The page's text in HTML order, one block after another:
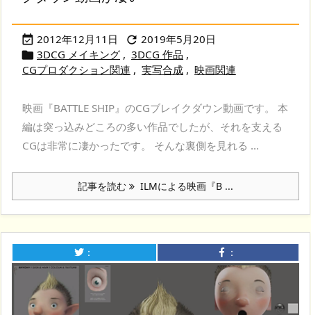
 2012年12月11日  2019年5月20日
 3DCG メイキング , 3DCG 作品 ,
CGプロダクション関連 , 実写合成 , 映画関連
映画『BATTLE SHIP』のCGブレイクダウン動画です。 本
編は突っ込みどころの多い作品でしたが、それを支える
CGは非常に凄かったです。 そんな裏側を見れる ...
記事を読む ILMによる映画『B ...
： ：